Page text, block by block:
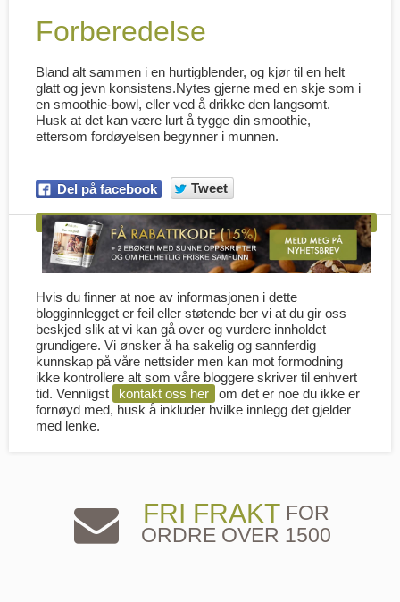
Forberedelse
Bland alt sammen i en hurtigblender, og kjør til en helt
glatt og jevn konsistens.Nytes gjerne med en skje som i
en smoothie-bowl, eller ved å drikke den langsomt.
Husk at det kan være lurt å tygge din smoothie,
ettersom fordøyelsen begynner i munnen.
Del på facebook Tweet
Hvis du finner at noe av informasjonen i dette
blogginnlegget er feil eller støtende ber vi at du gir oss
beskjed slik at vi kan gå over og vurdere innholdet
grundigere. Vi ønsker å ha sakelig og sannferdig
kunnskap på våre nettsider men kan mot formodning
ikke kontrollere alt som våre bloggere skriver til enhvert
tid. Vennligst
kontakt oss her
om det er noe du ikke er
fornøyd med, husk å inkluder hvilke innlegg det gjelder
med lenke.
FRI FRAKTFOR
ORDRE OVER 1500